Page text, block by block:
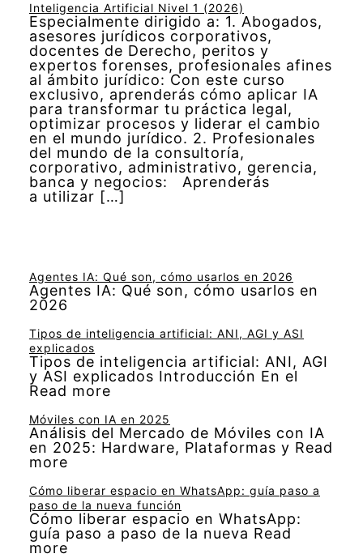
Inteligencia Artificial Nivel 1 (2026)
Especialmente dirigido a: 1. Abogados,
asesores jurídicos corporativos,
docentes de Derecho, peritos y
expertos forenses, profesionales afines
al ámbito jurídico: Con este curso
exclusivo, aprenderás cómo aplicar IA
para transformar tu práctica legal,
optimizar procesos y liderar el cambio
en el mundo jurídico. 2. Profesionales
del mundo de la consultoría,
corporativo, administrativo, gerencia,
banca y negocios: Aprenderás
a utilizar […]
Agentes IA: Qué son, cómo usarlos en 2026
Agentes IA: Qué son, cómo usarlos en
2026
Tipos de inteligencia artificial: ANI, AGI y ASI
explicados
Tipos de inteligencia artificial: ANI, AGI
y ASI explicados Introducción En el
Read more
Móviles con IA en 2025
Análisis del Mercado de Móviles con IA
en 2025: Hardware, Plataformas y Read
more
Cómo liberar espacio en WhatsApp: guía paso a
paso de la nueva función
Cómo liberar espacio en WhatsApp:
guía paso a paso de la nueva Read
more